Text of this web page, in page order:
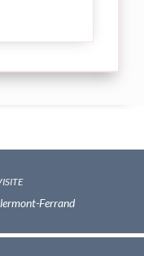
Ferrand